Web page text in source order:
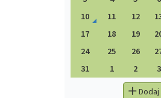
10
11 12
17
18 19
24
25 26
31
1 2 3